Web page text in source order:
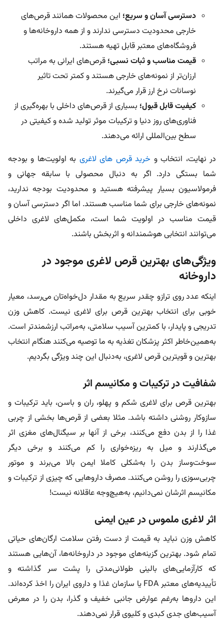
دسترسی آسان و سریع؛ این محصولات همانند قرص‌های
خارجی محدودیت دسترسی ندارند و از همه داروخانه‌ها و
فروشگاه‌های معتبر قابل تهیه هستند.
قیمت مناسب و ثبات نسبی؛ قرص‌های ایرانی به مراتب
ارزان‌تر از نمونه‌های خارجی هستند و کمتر تحت تاثیر
نوسانات نرخ ارز قرار می‌گیرند.
کیفیت قابل قبول؛ بسیاری از قرص‌های داخلی با بهره‌گیری از
فناوری‌های روز دنیا و ترکیبات موثر تولید شده و کیفیتی در
سطح بین‌المللی ارائه می‌دهند.
در نهایت، انتخاب و خرید قرص های لاغری به اولویت‌ها و بودجه
شما بستگی دارد. اگر به دنبال محصولی با سابقه جهانی و
فرمولاسیون بسیار پیشرفته هستید و محدودیت بودجه ندارید،
نمونه‌های خارجی برای شما مناسب هستند. اما اگر دسترسی آسان و
قیمت مناسب در اولویت شما است، مکمل‌های لاغری داخلی
می‌توانند انتخابی هوشمندانه و اثربخش باشند.
ویژگی‌های بهترین قرص لاغری موجود در
داروخانه
اینکه عدد روی ترازو چقدر سریع به مقدار دل‌خواه‌تان می‌رسد، معیار
خوبی برای انتخاب بهترین قرص برای لاغری نیست. کاهش وزن
تدریجی و پایدار، با کمترین آسیب سلامتی، به‌مراتب ارزشمندتر است.
به‌همین‌خاطر اکثر پزشکان تغذیه به ما توصیه می‌کنند هنگام انتخاب
بهترین و قویترین قرص لاغری، به‌دنبال این چند ویژگی بگردیم.
شفافیت در ترکیبات و مکانیسم اثر
بهترین قرص برای لاغری شکم و پهلو، ران و باسن، باید ترکیبات و
سازوکار روشنی داشته باشد. مثلا بعضی از قرص‌ها بخشی از چربی
غذا را از بدن دفع می‌کنند، برخی از آنها بر سیگنال‌های مغزی اثر
می‌گذارند و میل به ریزه‌خواری را کم می‌کنند و برخی دیگر
سوخت‌وساز بدن را به‌شکلی کاملا ایمن بالا می‌برند و موتور
چربی‌سوزی را روشن می‌کنند. مصرف داروهایی که چیزی از ترکیبات و
مکانیسم اثرشان نمی‌دانیم، به‌هیچ‌وجه عاقلانه نیست!
اثر لاغری ملموس در عین ایمنی
کاهش وزن نباید به قیمت از دست رفتن سلامت ارگان‌های حیاتی
تمام شود. بهترین گزینه‌های موجود در داروخانه‌ها، آن‌هایی هستند
که کارآزمایی‌های بالینی طولانی‌مدتی را پشت سر گذاشته و
تأییدیه‌های معتبر FDA یا سازمان غذا و داروی ایران را اخذ کرده‌اند.
این داروها به‌رغم عوارض جانبی خفیف و گذرا، بدن را در معرض
آسیب‌های جدی کبدی و کلیوی قرار نمی‌دهند.